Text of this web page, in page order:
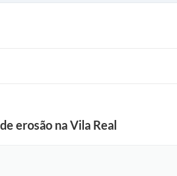
erosão na Vila Real